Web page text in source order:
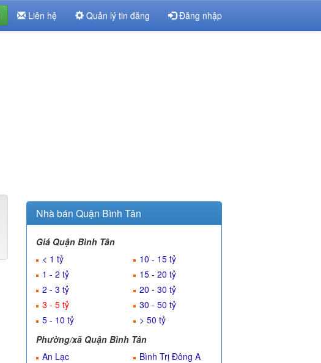
Liên hệ Quản lý tin đăng Đăng nhập
Nhà bán Quận Bình Tân
Giá Quận Bình Tân
< 1 tỷ
1 - 2 tỷ
2 - 3 tỷ
3 - 5 tỷ
5 - 10 tỷ
10 - 15 tỷ
15 - 20 tỷ
20 - 30 tỷ
30 - 50 tỷ
> 50 tỷ
Phường/xã Quận Bình Tân
An Lạc
Bình Trị Đông A